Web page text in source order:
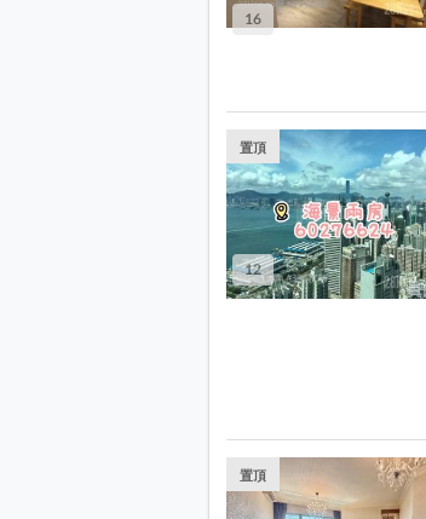
16
12
置頂
置頂